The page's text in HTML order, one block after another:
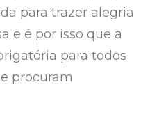
para trazer alegria
e é por isso que a
para todos
procuram